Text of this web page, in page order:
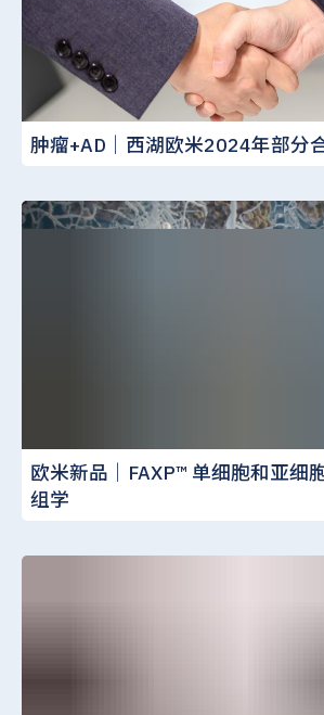
肿瘤+AD｜西湖欧米2024年部分
欧米新品｜FAXP™️ 单细胞和亚细
组学